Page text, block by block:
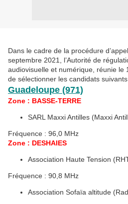
Dans le cadre de la procédure
septembre 2021, l’Autorité de
audiovisuelle et numérique, réunie le
de sélectionner les candidats
Guadeloupe (971)
Zone : BASSE-TERRE
SARL Maxxi Antilles (Maxxi
Fréquence : 96,0 MHz
Zone : DESHAIES
Association Haute Tension
Fréquence : 90,8 MHz
Association Sofaïa altitude